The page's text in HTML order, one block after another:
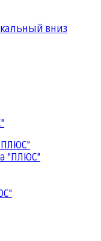
вниз
"ПЛЮС"